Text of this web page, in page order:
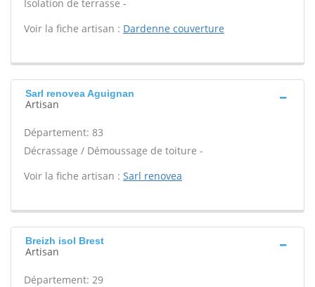
Isolation de terrasse -
Voir la fiche artisan : Dardenne couverture
Sarl renovea Aguignan
Artisan
Département: 83
Décrassage / Démoussage de toiture -
Voir la fiche artisan : Sarl renovea
Breizh isol Brest
Artisan
Département: 29